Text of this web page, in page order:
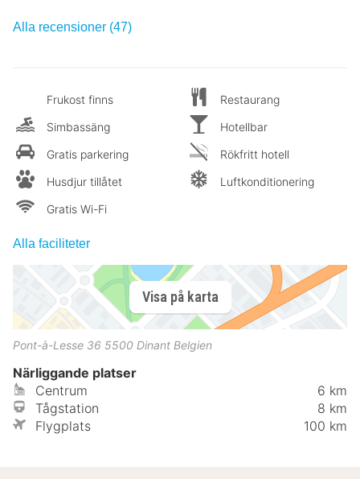
Alla recensioner (47)
Frukost finns
Simbassäng
Gratis parkering
Husdjur tillåtet
Gratis Wi-Fi
Restaurang
Hotellbar
Rökfritt hotell
Luftkonditionering
Alla faciliteter
Visa på karta
Pont-à-Lesse 36 5500 Dinant Belgien
Närliggande platser
Centrum
6 km
Tågstation
8 km
Flygplats
100 km